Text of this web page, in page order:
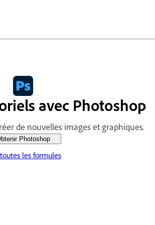
avec Photoshop
de nouvelles images et graphiques.
Photoshop
les formules